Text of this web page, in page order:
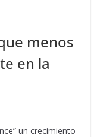
menos
en la
un crecimiento